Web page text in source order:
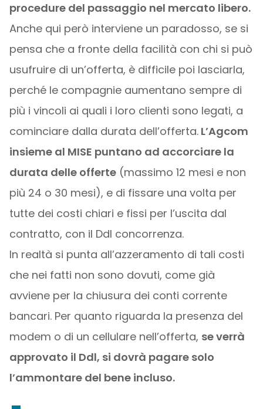
procedure del passaggio nel mercato libero.
Anche qui però interviene un paradosso, se si
pensa che a fronte della facilità con chi si può
usufruire di un’offerta, è difficile poi lasciarla,
perché le compagnie aumentano sempre di
più i vincoli ai quali i loro clienti sono legati, a
cominciare dalla durata dell’offerta.L’Agcom
insieme al MISE puntano ad accorciare la
durata delle offerte(massimo 12 mesi e non
più 24 o 30 mesi), e di fissare una volta per
tutte dei costi chiari e fissi per l’uscita dal
contratto, con il Ddl concorrenza.
In realtà si punta all’azzeramento di tali costi
che nei fatti non sono dovuti, come già
avviene per la chiusura dei conti corrente
bancari. Per quanto riguarda la presenza del
modem o di un cellulare nell’offerta, se verrà
approvato il Ddl, si dovrà pagare solo
l’ammontare del bene incluso.